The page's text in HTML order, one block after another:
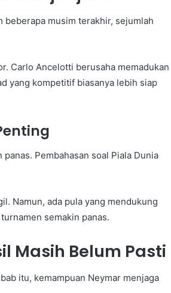
beberapa musim terakhir, sejumlah
Carlo Ancelotti berusaha memadukan
yang kompetitif biasanya lebih siap
Pembahasan soal Piala Dunia
Namun, ada pula yang mendukung
semakin panas.
Masih Belum Pasti
itu, kemampuan Neymar menjaga